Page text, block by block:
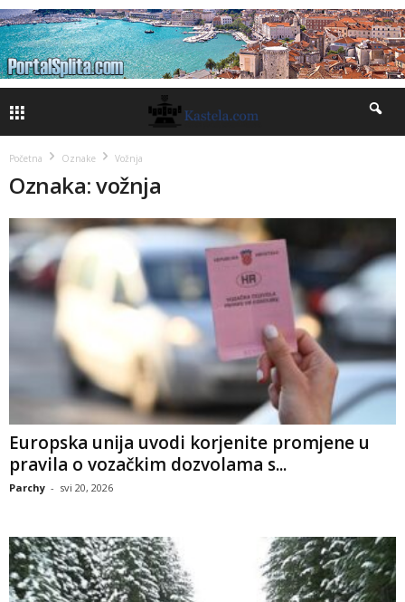
Početna Oznake Vožnja
Oznaka: vožnja
Europska unija uvodi korjenite promjene u
pravila o vozačkim dozvolama s...
Parchy - svi 20, 2026